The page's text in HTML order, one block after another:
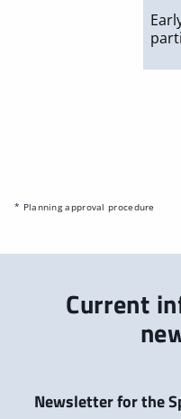
* Planning approval procedure
Current
Newsletter for the